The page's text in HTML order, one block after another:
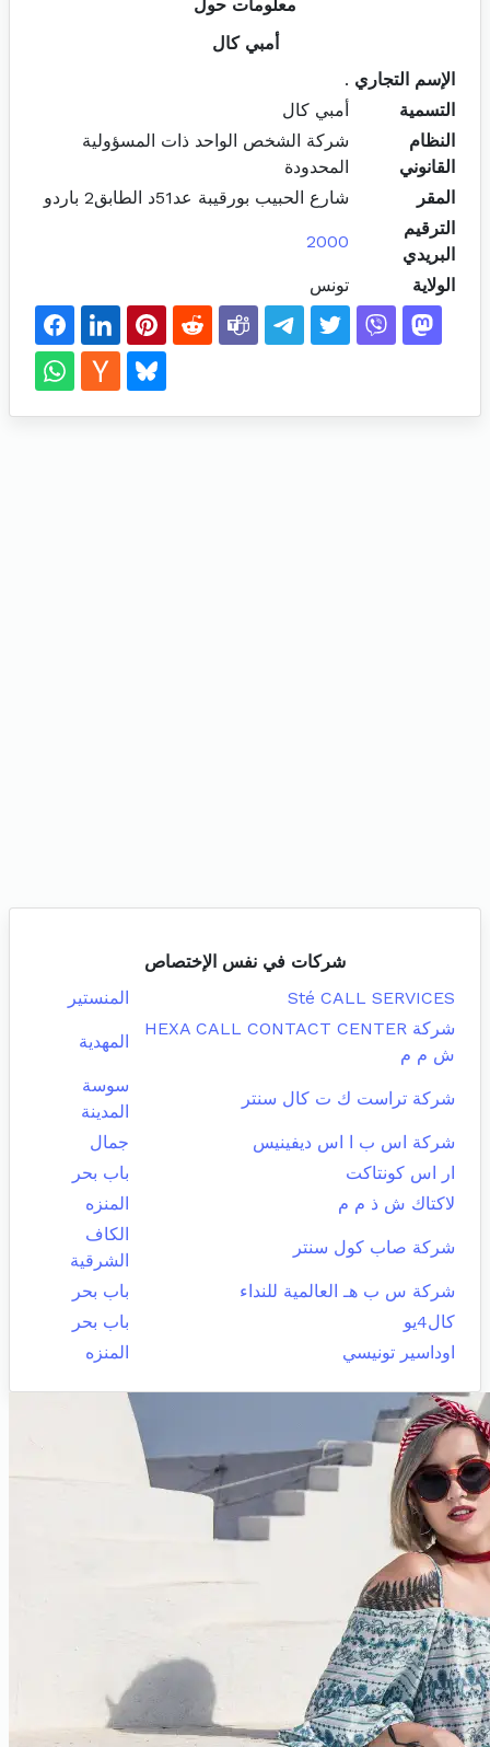
معلومات حول
أمبي كال
الإسم التجاري .
التسمية
أمبي كال
النظام
القانوني
شركة الشخص الواحد ذات المسؤولية
المحدودة
المقر
شارع الحبيب بورقيبة عد51د الطابق2 باردو
الترقيم
البريدي
2000
الولاية تونس
شركات في نفس الإختصاص
Sté CALL SERVICES
المنستير
شركة HEXA CALL CONTACT CENTER
ش م م
المهدية
شركة تراست ك ت كال سنتر
سوسة
المدينة
شركة اس ب ا اس ديفينيس
جمال
ار اس كونتاكت
باب بحر
لاكتاك ش ذ م م
المنزه
شركة صاب كول سنتر
الكاف
الشرقية
شركة س ب هـ العالمية للنداء
باب بحر
كال4يو
باب بحر
اوداسير تونيسي
المنزه